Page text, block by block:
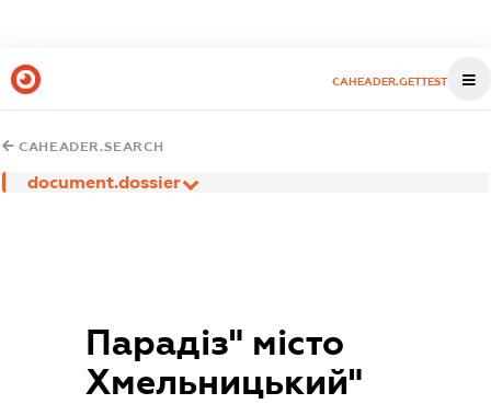
CAHEADER.GETTEST
CAHEADER.SEARCH
document.dossier
Парадіз" місто
Хмельницький"